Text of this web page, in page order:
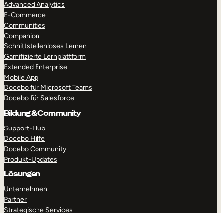
RUNDGANG MACHEN
Advanced Analytics
E-Commerce
Communities
Companion
Schnittstellenloses Lernen
Gamifizierte Lernplattform
Extended Enterprise
Mobile App
Docebo für Microsoft Teams
Docebo für Salesforce
Bildung & Community
Support-Hub
Docebo Hilfe
Docebo Community
Produkt-Updates
Lösungen
Unternehmen
Partner
Strategische Services